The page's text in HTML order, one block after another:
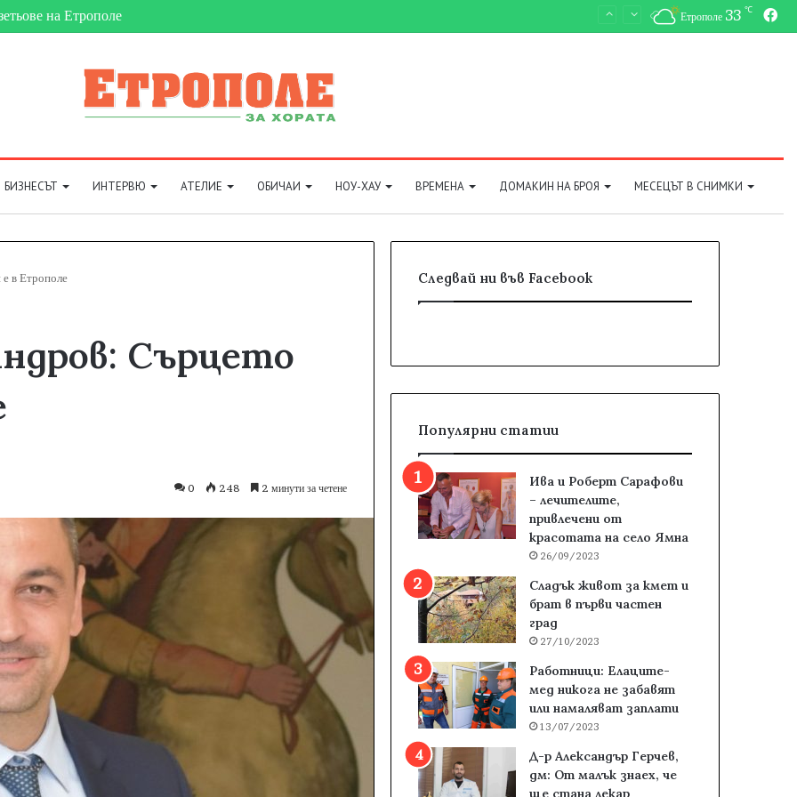
Етрополе 33 ℃
БИЗНЕСЪТ ИНТЕРВЮ АТЕЛИЕ ОБИЧАИ НОУ-ХАУ ВРЕМЕНА ДОМАКИН НА БРОЯ МЕСЕЦЪТ В СНИМКИ
в Етрополе
Сърцето
0 248 2 минути за четене
Следвай ни във Facebook
Популярни статии
Ива и Роберт Сарафови
– лечителите,
привлечени от
красотата на село Ямна
26/09/2023
Сладък живот за кмет и
брат в първи частен
град
27/10/2023
Работници: Елаците-
мед никога не забавят
или намаляват заплати
13/07/2023
Д-р Александър Герчев,
дм: От малък знаех, че
ще стана лекар